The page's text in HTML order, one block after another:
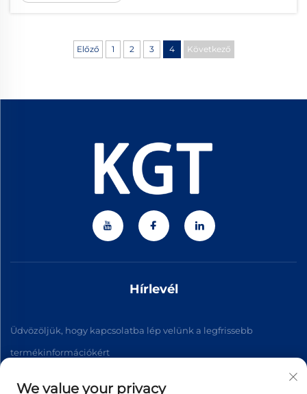
Előző 1 2 3 4 Következő
Hírlevél
Üdvözöljük, hogy kapcsolatba lép velünk a legfrissebb
termékinformációkért
We value your privacy